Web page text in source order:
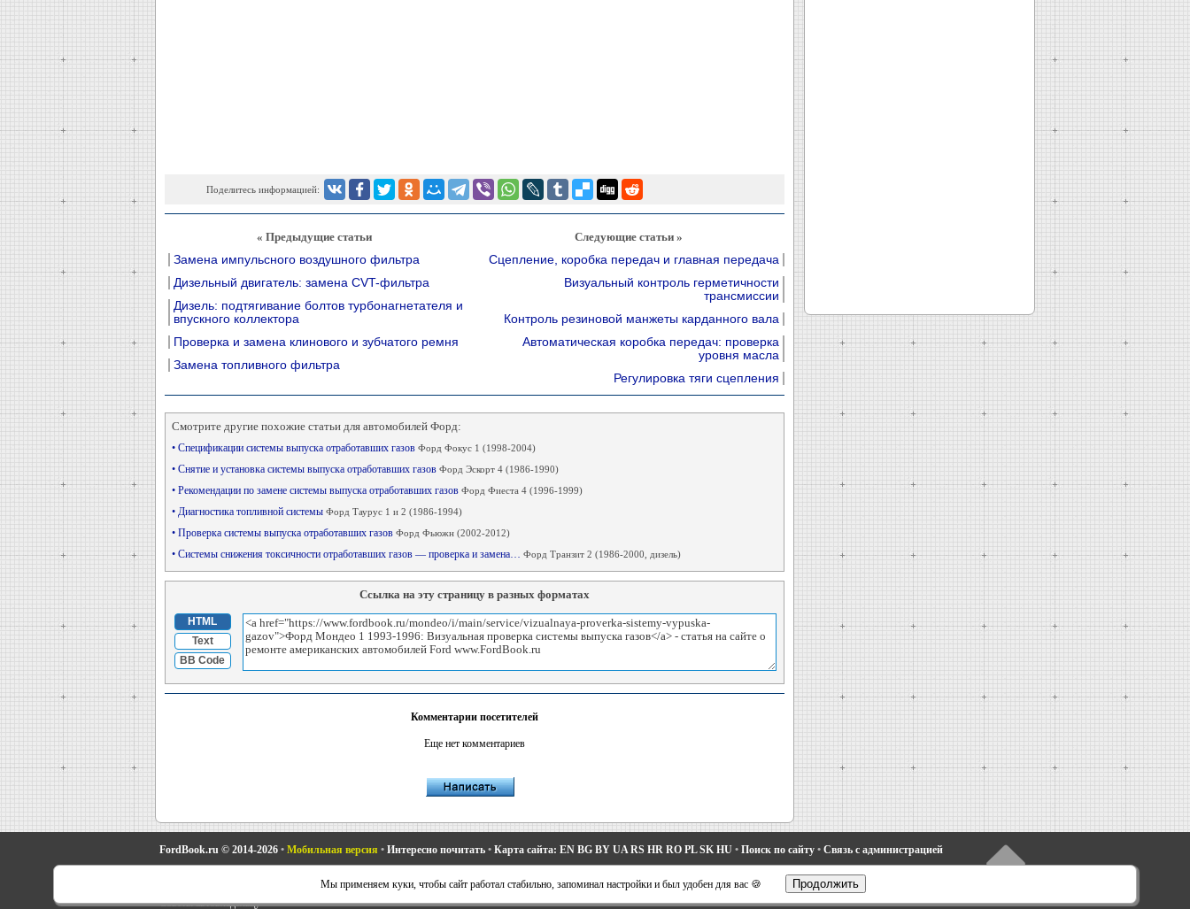
Поделитесь информацией:
« Предыдущие статьи
Замена импульсного воздушного фильтра
Дизельный двигатель: замена CVT-фильтра
Дизель: подтягивание болтов турбонагнетателя и
впускного коллектора
Проверка и замена клинового и зубчатого ремня
Замена топливного фильтра
Следующие статьи »
Сцепление, коробка передач и главная передача
Визуальный контроль герметичности
трансмиссии
Контроль резиновой манжеты карданного вала
Автоматическая коробка передач: проверка
уровня масла
Регулировка тяги сцепления
Смотрите другие похожие статьи для автомобилей Форд:
• Спецификации системы выпуска отработавших газов Форд Фокус 1 (1998-2004)
• Снятие и установка системы выпуска отработавших газов Форд Эскорт 4 (1986-1990)
• Рекомендации по замене системы выпуска отработавших газов Форд Фиеста 4 (1996-1999)
• Диагностика топливной системы Форд Таурус 1 и 2 (1986-1994)
• Проверка системы выпуска отработавших газов Форд Фьюжн (2002-2012)
• Системы снижения токсичности отработавших газов — проверка и замена… Форд Транзит 2 (1986-2000, дизель)
Ссылка на эту страницу в разных форматах
HTML
Text
BB Code
Комментарии посетителей
Еще нет комментариев
FordBook.ru © 2014-2026 • Мобильная версия • Интересно почитать • Карта сайта: EN BG BY UA RS HR RO PL SK HU • Поиск по сайту • Связь с администрацией
Транзит 2•Автоновости про Форд•Устройство легковых машин•Автоматические трансмиссии•Силовое электрооборудование
Советы автовладельцу
Мы применяем куки, чтобы сайт работал стабильно, запоминал настройки и был удобен для вас 🍪 Продолжить